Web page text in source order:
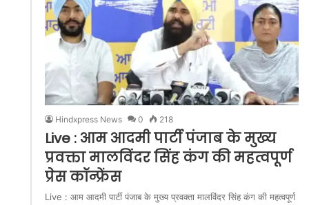
Hindxpress News 0 218
Live : आम आदमी पार्टी पंजाब के मुख्य
प्रवक्ता मालविंदर सिंह कंग की महत्वपूर्ण
प्रेस कॉन्फ्रेंस
Live : आम आदमी पार्टी पंजाब के मुख्य प्रवक्ता मालविंदर सिंह कंग की महत्वपूर्ण